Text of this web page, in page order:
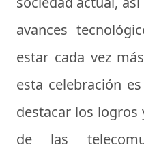
avances
estar cada vez
esta celebración
destacar los logros
de las